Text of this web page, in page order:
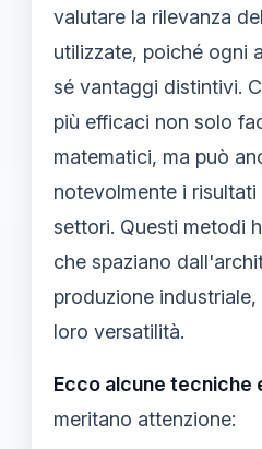
valutare la rilevanza
utilizzate, poiché ogni
sé vantaggi distintivi.
più efficaci non solo
matematici, ma può
notevolmente i risultati
settori. Questi metodi
che spaziano
produzione
loro versatilità.
Ecco alcune tecniche
meritano attenzione: